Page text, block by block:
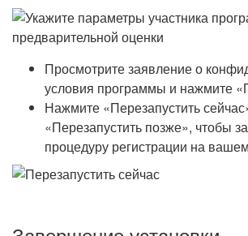
Просмотрите заявление о
условия программы и нажмите
Нажмите «Перезапустить
«Перезапустить позже», чтобы
процедуру регистрации на